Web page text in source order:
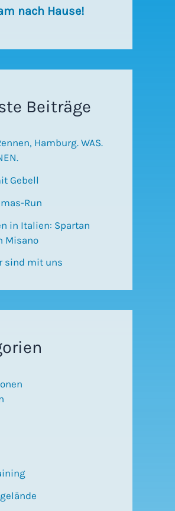
nach Hause!
Beiträge
Hamburg. WAS.
Gebell
Run
in Italien: Spartan
Misano
sind mit uns